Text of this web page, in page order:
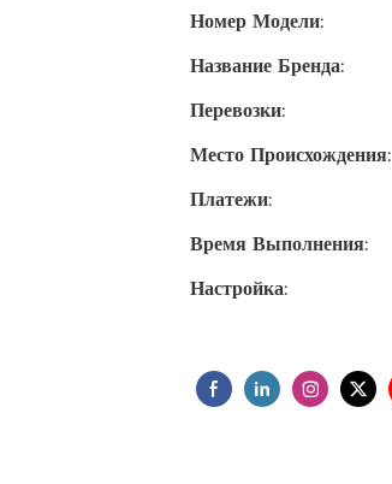
Номер Модели:
Название Бренда:
Перевозки:
Место Происхождения:
Платежи:
Время Выполнения:
Настройка: